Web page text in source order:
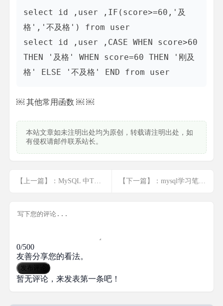
select id ,user ,IF(score>=60,'及
格','不及格') from user
select id ,user ,CASE WHEN score>60
THEN '及格' WHEN score=60 THEN '刚及
￼ 其他常用函数 ￼ ￼
本站文章如未注明出处均为原创，转载请注明出处，如
有侵权请邮件联系站长。
【上一篇】：MySQL 中TEXT的使用 【下一篇】：mysql学习笔记(进阶一)
0/500
友善分享您的看法。
发布评论
暂无评论，来发表第一条吧！